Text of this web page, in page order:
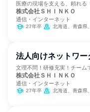
医療の現場を支える、頼れる
株式会社ＳＨＩＮＫＯ
通信・インターネット
27年卒 北海道、青森県、岩手県、宮城県、秋田県、山形県、福島県、茨城県、栃木県、群馬県、埼玉県、千葉県、東京都、神奈川県、新潟県、富山県、石川県、福井県、山梨県、長野県、岐阜県、静岡県、愛知県、三重県
法人向けネットワ
文理不問！研修充実！チーム
株式会社ＳＨＩＮＫＯ
通信・インターネット
27年卒 北海道、青森県、岩手県、宮城県、秋田県、山形県、福島県、茨城県、栃木県、群馬県、埼玉県、千葉県、東京都、神奈川県、新潟県、富山県、石川県、福井県、山梨県、長野県、岐阜県、静岡県、愛知県、三重県